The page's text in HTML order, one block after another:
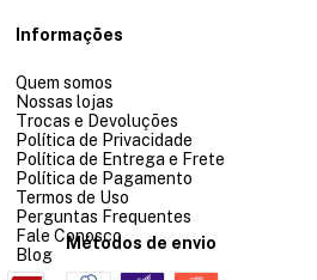
Informações
Quem somos
Nossas lojas
Trocas e Devoluções
Política de Privacidade
Política de Entrega e Frete
Política de Pagamento
Termos de Uso
Perguntas Frequentes
Fale Conosco
Blog
Métodos de envio